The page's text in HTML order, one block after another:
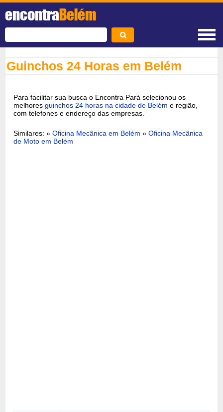
encontraBelém
Guinchos 24 Horas em Belém
Para facilitar sua busca o Encontra Pará selecionou os
melhoresguinchos 24 horas na cidade de Belém e região,
com telefones e endereço das empresas.
Similares: »Oficina Mecânica em Belém »Oficina Mecânica
de Moto em Belém